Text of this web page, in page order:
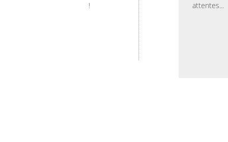
!
attentes...